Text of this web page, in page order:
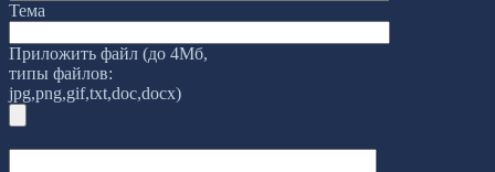
Тема
Приложить файл (до 4Мб,
типы файлов:
jpg,png,gif,txt,doc,docx)